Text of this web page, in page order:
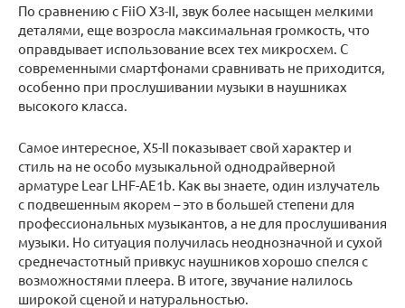
По сравнению с FiiO X3-II, звук более насыщен мелкими
деталями, еще возросла максимальная громкость, что
оправдывает использование всех тех микросхем. С
современными смартфонами сравнивать не приходится,
особенно при прослушивании музыки в наушниках
высокого класса.
Самое интересное, X5-II показывает свой характер и
стиль на не особо музыкальной однодрайверной
арматуре Lear LHF-AE1b. Как вы знаете, один излучатель
с подвешенным якорем – это в большей степени для
профессиональных музыкантов, а не для прослушивания
музыки. Но ситуация получилась неоднозначной и сухой
среднечастотный привкус наушников хорошо спелся с
возможностями плеера. В итоге, звучание налилось
широкой сценой и натуральностью.